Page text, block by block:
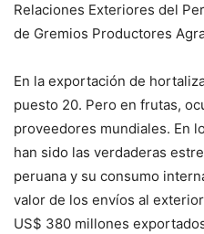
Relaciones Exteriores del
de Gremios Productores
En la exportación de
puesto 20. Pero en frutas,
proveedores mundiales. En
han sido las verdaderas
peruana y su consumo
valor de los envíos al
US$ 380 millones